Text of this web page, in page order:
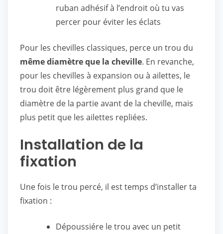
ruban adhésif à l’endroit où tu vas
percer pour éviter les éclats
Pour les chevilles classiques, perce un trou du
même diamètre que la cheville. En revanche,
pour les chevilles à expansion ou à ailettes, le
trou doit être légèrement plus grand que le
diamètre de la partie avant de la cheville, mais
plus petit que les ailettes repliées.
Installation de la
fixation
Une fois le trou percé, il est temps d’installer ta
fixation :
Dépoussiére le trou avec un petit